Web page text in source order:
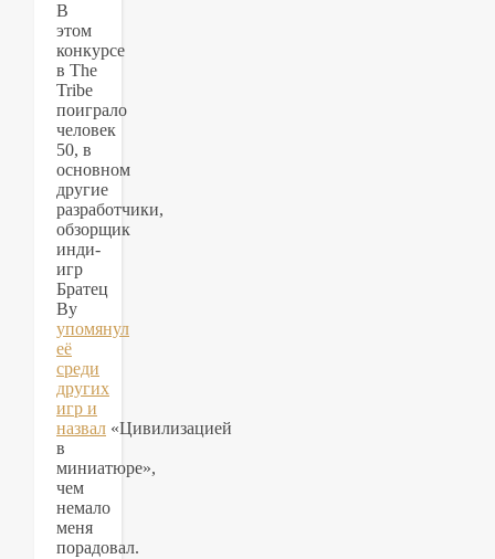
В
этом
конкурсе
в The
Tribe
поиграло
человек
50, в
основном
другие
разработчики,
обзорщик
инди-
игр
Братец
Ву
упомянул
её
среди
других
игр и
назвал «Цивилизацией
в
миниатюре»,
чем
немало
меня
порадовал.